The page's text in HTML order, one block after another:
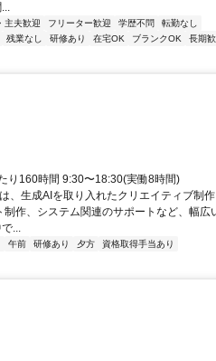
主夫歓迎 フリーター歓迎 学歴不問
転勤なし
残業なし 研修あり 在宅OK ブランクOK
長期
り160時間 9:30〜18:30(実働8時間)
、生成AIを取り入れたクリエイティブ制
作、システム関連のサポートなど、幅広
...
午前 研修あり 夕方
資格取得手当あり